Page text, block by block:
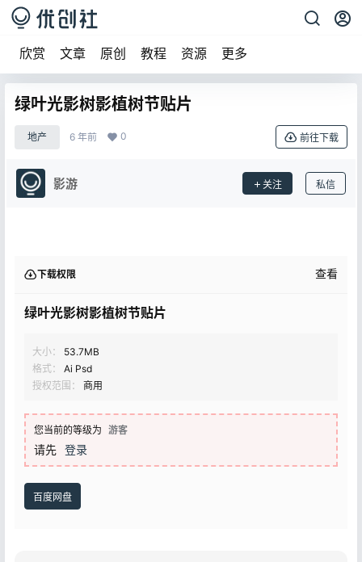
欣赏 文章 原创 教程 资源 更多
绿叶光影树影植树节贴片
地产 6 年前 0 前往下载
影游 关注 私信
下载权限 查看
绿叶光影树影植树节贴片
大小：
53.7MB
格式：
Ai Psd
授权范围：
商用
您当前的等级为 游客
请先 登录
百度网盘